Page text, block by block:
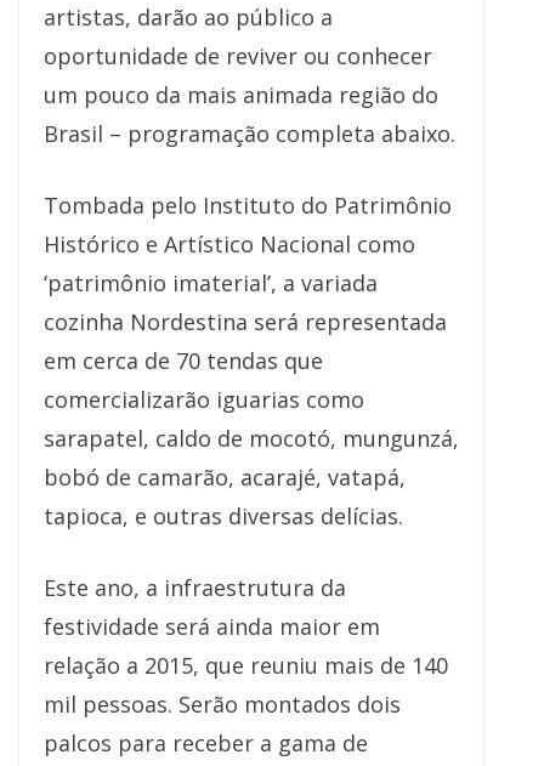
artistas, darão ao público a
oportunidade de reviver ou conhecer
um pouco da mais animada região do
Brasil – programação completa abaixo.
Tombada pelo Instituto do Patrimônio
Histórico e Artístico Nacional como
‘patrimônio imaterial’, a variada
cozinha Nordestina será representada
em cerca de 70 tendas que
comercializarão iguarias como
sarapatel, caldo de mocotó, mungunzá,
bobó de camarão, acarajé, vatapá,
tapioca, e outras diversas delícias.
Este ano, a infraestrutura da
festividade será ainda maior em
relação a 2015, que reuniu mais de 140
mil pessoas. Serão montados dois
palcos para receber a gama de